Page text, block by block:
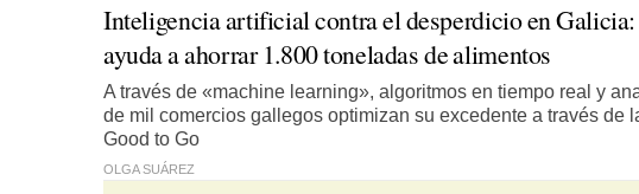
Inteligencia artificial contra el desperdicio en
ayuda a ahorrar 1.800 toneladas de alimentos
A través de «machine learning», algoritmos en tiempo real y
de mil comercios gallegos optimizan su excedente a través de
Good to Go
OLGA SUÁREZ